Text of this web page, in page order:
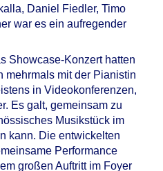
Daniel Fiedler, Timo
war es ein aufregender
Showcase-Konzert hatten
mehrmals mit der Pianistin
in Videokonferenzen,
Es galt, gemeinsam zu
Musikstück im
kann. Die entwickelten
Performance
großen Auftritt im Foyer